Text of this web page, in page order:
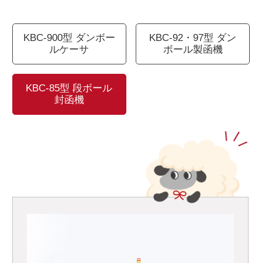
KBC-900型 ダンボー
ルケーサ
KBC-92・97型 ダン
ボール製函機
KBC-85型 段ボール
封函機